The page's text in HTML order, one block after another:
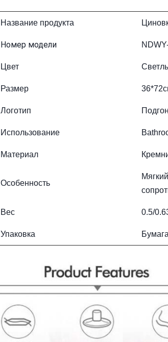
Название продукта
Номер модели
Цвет
Размер
Логотип
Использование
Материал
Особенность
Вес 0.5/
Упаковка